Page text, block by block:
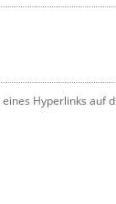
Hyperlinks auf